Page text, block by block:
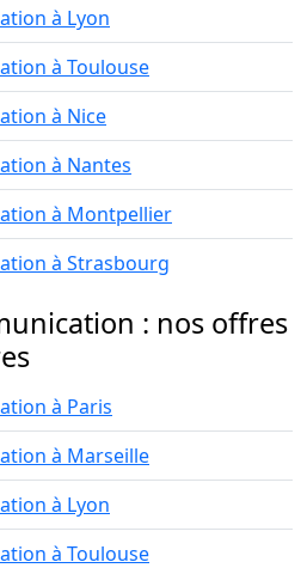
à Lyon
à Toulouse
à Nice
à Nantes
à Montpellier
à Strasbourg
: nos offres
à Paris
à Marseille
à Lyon
à Toulouse